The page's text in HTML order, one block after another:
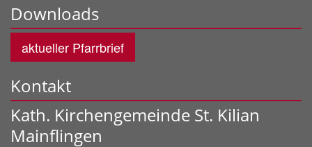
Downloads
aktueller Pfarrbrief
Kontakt
Kath. Kirchengemeinde St. Kilian
Mainflingen